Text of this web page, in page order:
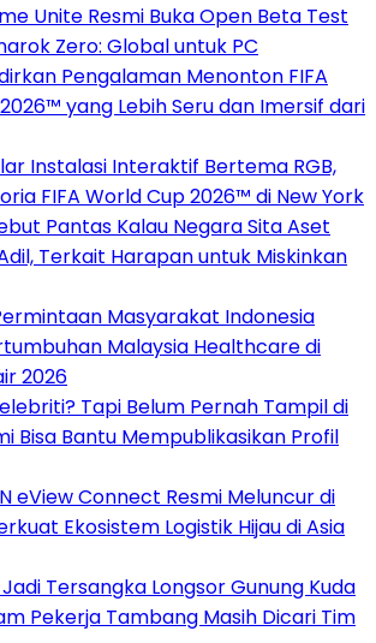
Unite Resmi Buka Open Beta Test
Zero: Global untuk PC
Pengalaman Menonton FIFA
yang Lebih Seru dan Imersif dari
Instalasi Interaktif Bertema RGB,
FIFA World Cup 2026™ di New York
Pantas Kalau Negara Sita Aset
Terkait Harapan untuk Miskinkan
Masyarakat Indonesia
Malaysia Healthcare di
2026
Tapi Belum Pernah Tampil di
Bisa Bantu Mempublikasikan Profil
eView Connect Resmi Meluncur di
Ekosistem Logistik Hijau di Asia
Tersangka Longsor Gunung Kuda
Pekerja Tambang Masih Dicari Tim